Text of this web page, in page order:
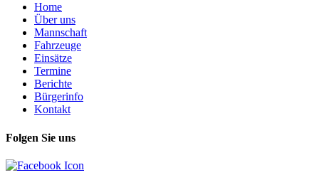
Home
Über uns
Mannschaft
Fahrzeuge
Einsätze
Termine
Berichte
Bürgerinfo
Kontakt
Folgen Sie uns